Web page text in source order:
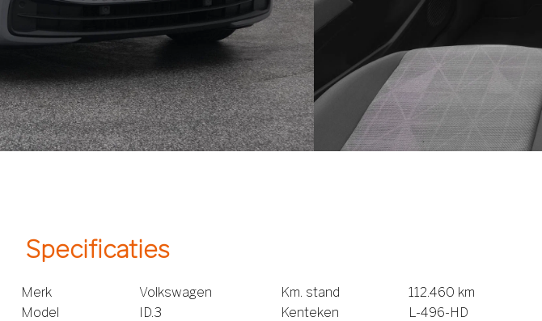
Specificaties
Merk
Volkswagen
Model
ID.3
Km. stand
112.460 km
Kenteken
L-496-HD